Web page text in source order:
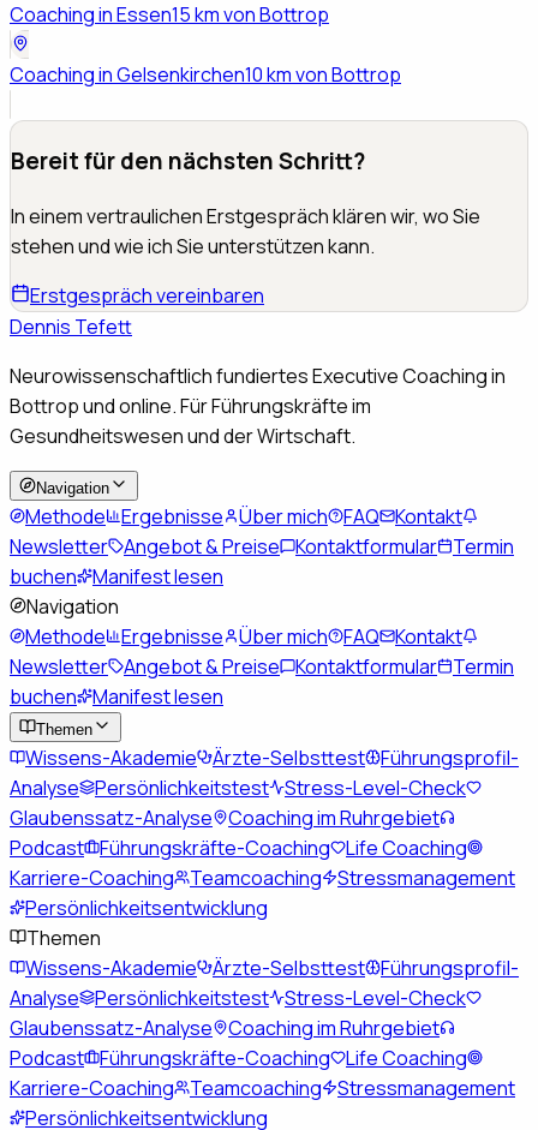
Coaching inEssen15 km von Bottrop
Coaching inGelsenkirchen10 km von Bottrop
Bereit für den nächsten Schritt?
In einem vertraulichen Erstgespräch klären wir, wo Sie
stehen und wie ich Sie unterstützen kann.
Erstgespräch vereinbaren
Dennis Tefett
Neurowissenschaftlich fundiertes Executive Coaching in
Bottrop und online. Für Führungskräfte im
Gesundheitswesen und der Wirtschaft.
Navigation
Methode Ergebnisse Über mich FAQ
Kontakt
Newsletter Angebot & Preise Kontaktformular
Termin
buchen
Manifest lesen
Navigation
Methode
Ergebnisse Über mich FAQ
Kontakt
Newsletter Angebot & Preise Kontaktformular
Termin
buchen
Manifest lesen
Themen
Wissens-Akademie Ärzte-Selbsttest Führungsprofil-
Analyse
Persönlichkeitstest Stress-Level-Check
Glaubenssatz-Analyse
Coaching im Ruhrgebiet
Podcast Führungskräfte-Coaching
Life Coaching
Karriere-Coaching
Teamcoaching
Stressmanagement
Persönlichkeitsentwicklung
Themen
Wissens-Akademie
Ärzte-Selbsttest Führungsprofil-
Analyse
Persönlichkeitstest Stress-Level-Check
Glaubenssatz-Analyse
Coaching im Ruhrgebiet
Podcast Führungskräfte-Coaching
Life Coaching
Karriere-Coaching
Teamcoaching
Stressmanagement
Persönlichkeitsentwicklung